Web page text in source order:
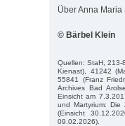
Über Anna
© Bärbel Klein
Quellen: StaH,
Kienast), 41242
55841 (Franz
Archives Bad
Einsicht am
und Martyrium: Die
(Einsicht
09.02.2026).